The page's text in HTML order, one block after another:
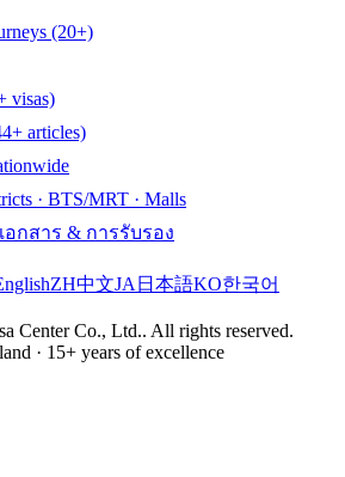
(20+)
visas)
articles)
· BTS/MRT · Malls
อกสาร & การรับรอง
ZH中文JA 日本語KO한국어
Center Co., Ltd.. All rights reserved.
· 15+ years of excellence